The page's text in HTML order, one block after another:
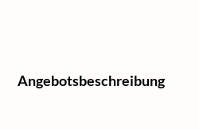
Angebotsbeschreibung